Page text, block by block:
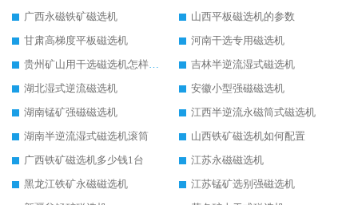
广西永磁铁矿磁选机
山西平板磁选机的参数
甘肃高梯度平板磁选机
河南干选专用磁选机
贵州矿山用干选磁选机怎样调磁
吉林半逆流湿式磁选机
湖北湿式逆流磁选机
安徽小型强磁磁选机
湖南锰矿强磁磁选机
江西半逆流永磁筒式磁选机
湖南半逆流湿式磁选机滚筒
山西铁矿磁选机如何配置
广西铁矿磁选机多少钱1台
江苏永磁磁选机
黑龙江铁矿永磁磁选机
江苏锰矿选别强磁选机